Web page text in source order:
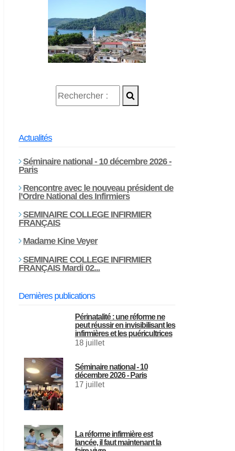
Actualités
Séminaire national - 10 décembre 2026 -
Paris
Rencontre avec le nouveau président de
l’Ordre National des Infirmiers
SEMINAIRE COLLEGE INFIRMIER
FRANÇAIS
Madame Kine Veyer
SEMINAIRE COLLEGE INFIRMIER
FRANÇAIS Mardi 02...
Dernières publications
Périnatalité : une réforme ne
peut réussir en invisibilisant les
infirmières et les puéricultrices
18 juillet
Séminaire national - 10
décembre 2026 - Paris
17 juillet
La réforme infirmière est
lancée, il faut maintenant la